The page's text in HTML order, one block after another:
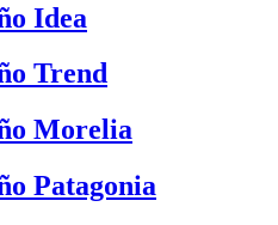
Idea
Trend
Morelia
Patagonia